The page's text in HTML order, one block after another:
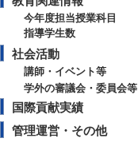
今年度担当授業科目
指導学生数
社会活動
講師・イベント等
学外の審議会・委員会等
国際貢献実績
管理運営・その他